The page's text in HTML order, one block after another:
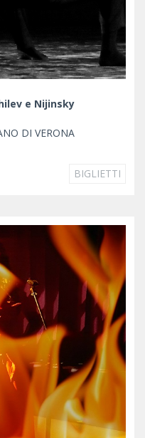
e Nijinsky
DI VERONA
BIGLIETTI